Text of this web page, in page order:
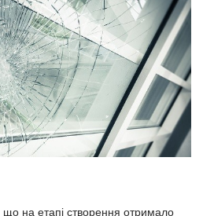
на етапі створення отримало